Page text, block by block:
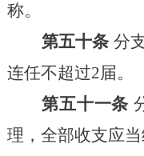
称。
第五十条 分
连任不超过2届。
第五十一条
理，全部收支应